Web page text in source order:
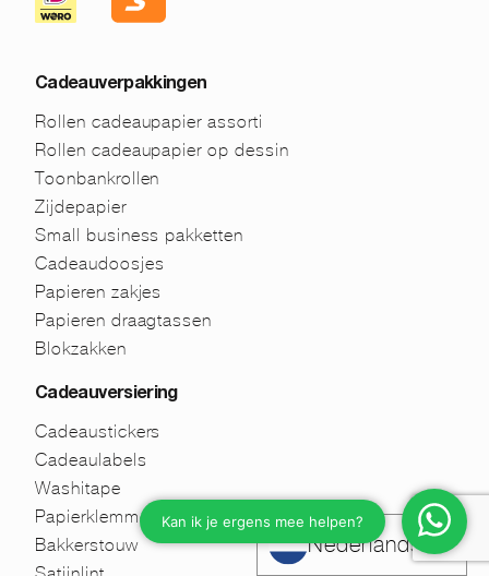
Cadeauverpakkingen
Rollen cadeaupapier assorti
Rollen cadeaupapier op dessin
Toonbankrollen
Zijdepapier
Small business pakketten
Cadeaudoosjes
Papieren zakjes
Papieren draagtassen
Blokzakken
Cadeauversiering
Cadeaustickers
Cadeaulabels
Washitape
Papierklemmen
Bakkerstouw
Nederlands